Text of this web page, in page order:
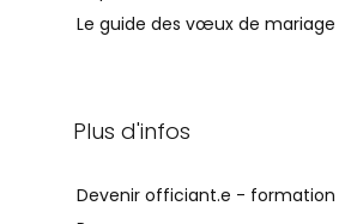
Le guide des vœux de mariage
Plus d'infos
Devenir officiant.e - formation